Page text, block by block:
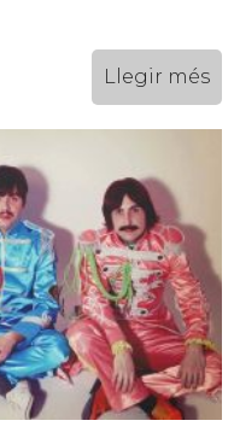
Llegir més